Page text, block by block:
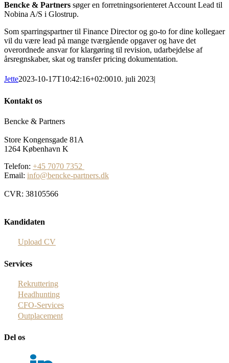
Bencke & Partners søger en forretningsorienteret Account Lead til
Nobina A/S i Glostrup.
Som sparringspartner til Finance Director og go-to for dine kollegaer
vil du være lead på mange tværgående opgaver og have det
overordnede ansvar for klargøring til revision, udarbejdelse af
årsregnskaber, skat og transfer pricing dokumentation.
Jette2023-10-17T10:42:16+02:0010. juli 2023|
Kontakt os
Bencke & Partners
Store Kongensgade 81A
1264 København K
Telefon: +45 7070 7352
Email: info@bencke-partners.dk
CVR: 38105566
Kandidaten
Upload CV
Services
Rekruttering
Headhunting
CFO-Services
Outplacement
Del os